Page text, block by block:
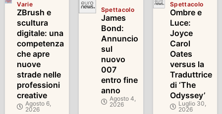
Varie
ZBrush e
scultura
digitale: una
competenza
che apre
nuove
strade nelle
professioni
creative
Agosto 6,
2026
Spettacolo
James
Bond:
Annuncio
sul
nuovo
007
entro fine
anno
Agosto 4,
2026
Spettacolo
Ombre e
Luce:
Joyce
Carol
Oates
versus la
Traduttrice
di ‘The
Odyssey’
Luglio 30,
2026